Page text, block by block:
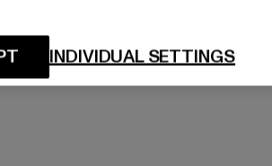
INDIVIDUAL SETTINGS